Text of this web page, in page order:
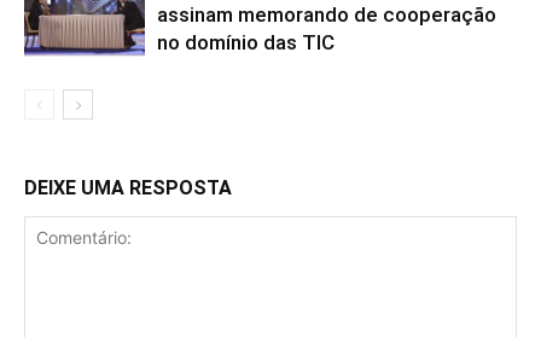
assinam memorando de cooperação
no domínio das TIC
DEIXE UMA RESPOSTA